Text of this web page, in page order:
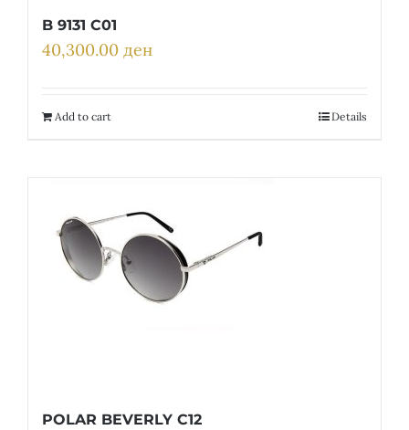
B 9131 C01
40,300.00 ден
Add to cart Details
POLAR BEVERLY C12